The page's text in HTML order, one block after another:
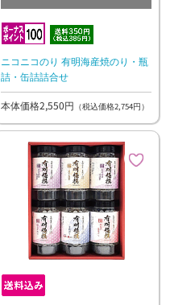
ニコニコのり 有明海産焼のり・瓶
詰・缶詰詰合せ
本体価格2,550円 （税込価格2,754円）